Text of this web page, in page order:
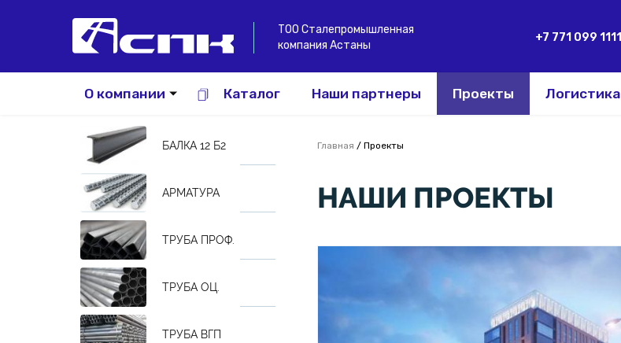
ТОО Сталепромышленная
компания Астаны
+7 771 099 1111
О компании Каталог Наши партнеры Проекты Логистика
БАЛКА 12 Б2
АРМАТУРА
ТРУБА ПРОФ.
ТРУБА ОЦ.
ТРУБА ВГП
Вы здесь
Главная / Проекты
НАШИ ПРОЕКТЫ